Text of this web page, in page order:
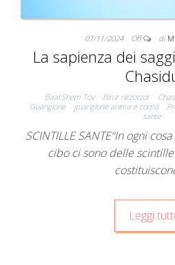
07/11/2024 Off di
La sapienza dei
Baal Shem Tov Birur nitzotzot
Guarigione
guarigione anima e corpo
sante
SCINTILLE SANTE“In ogni
cibo ci sono delle
Leggi